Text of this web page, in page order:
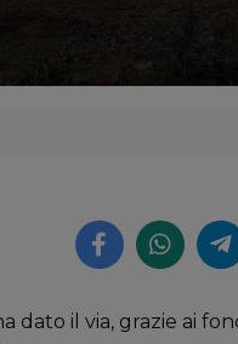
dato il via, grazie ai